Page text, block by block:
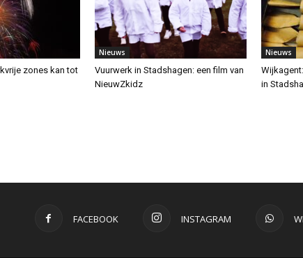
zones kan tot
Nieuws
Vuurwerk in Stadshagen: een film van
NieuwZkidz
Nieuws
in
FACEBOOK INSTAGRAM